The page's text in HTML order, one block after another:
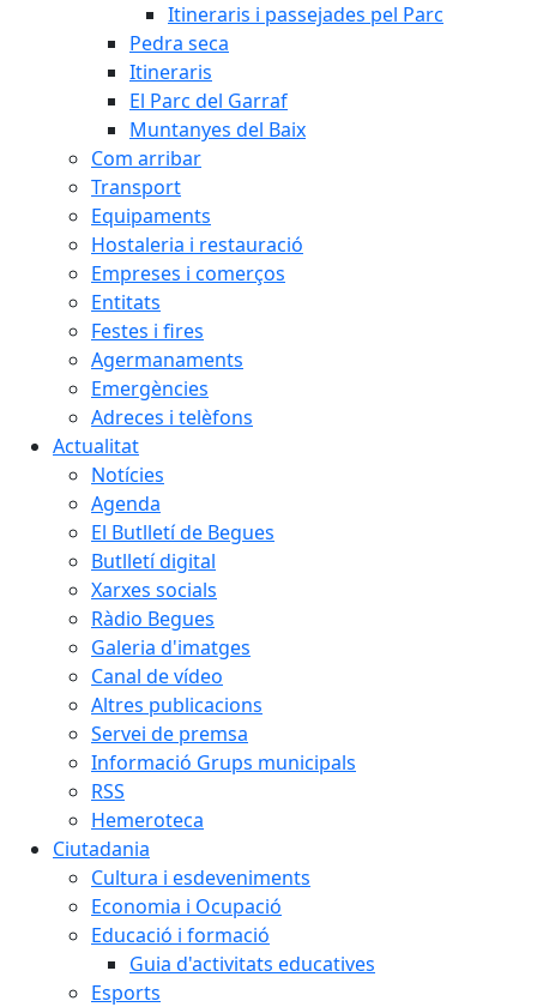
Itineraris i passejades pel Parc
Pedra seca
Itineraris
El Parc del Garraf
Muntanyes del Baix
Com arribar
Transport
Equipaments
Hostaleria i restauració
Empreses i comerços
Entitats
Festes i fires
Agermanaments
Emergències
Adreces i telèfons
Actualitat
Notícies
Agenda
El Butlletí de Begues
Butlletí digital
Xarxes socials
Ràdio Begues
Galeria d'imatges
Canal de vídeo
Altres publicacions
Servei de premsa
Informació Grups municipals
RSS
Hemeroteca
Ciutadania
Cultura i esdeveniments
Economia i Ocupació
Educació i formació
Guia d'activitats educatives
Esports